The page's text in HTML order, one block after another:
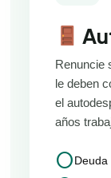
Renuncie
le deben
el
años
circle